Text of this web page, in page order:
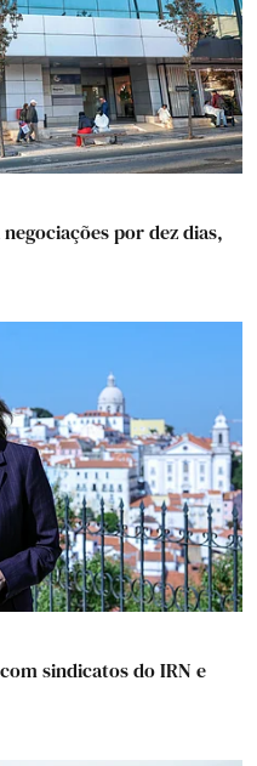
por dez dias,
sindicatos do IRN e